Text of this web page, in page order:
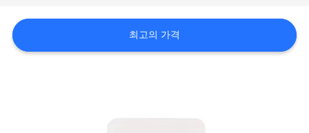
여
최고의 가격